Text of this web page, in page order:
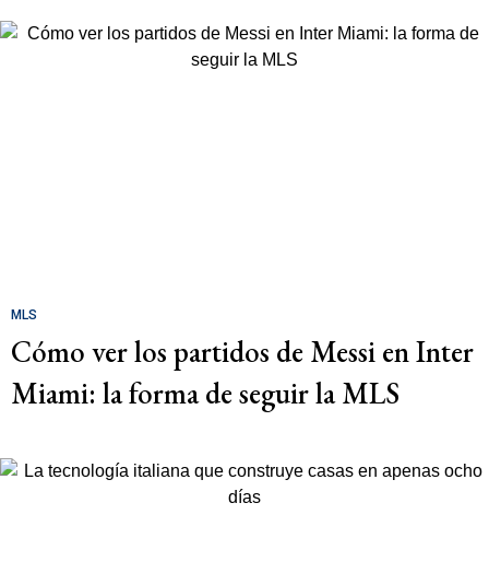
MLS
Cómo ver los partidos de Messi en Inter
Miami: la forma de seguir la MLS